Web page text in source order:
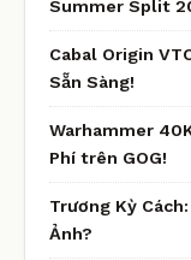
Summer Split
Cabal Origin
Sẵn Sàng!
Warhammer
Phí trên GOG!
Trương Kỳ
Ảnh?